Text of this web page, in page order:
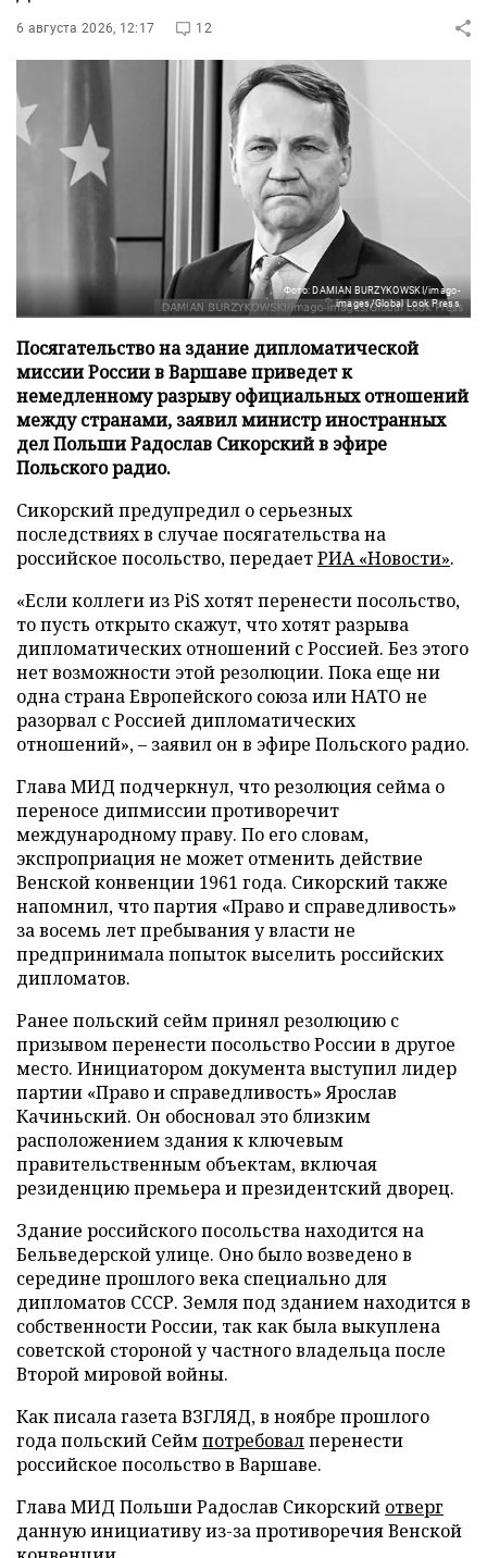
6 августа 2026, 12:17 12
Фото: DAMIAN BURZYKOWSKI/imago-
images/Global Look Press
Посягательство на здание дипломатической
миссии России в Варшаве приведет к
немедленному разрыву официальных отношений
между странами, заявил министр иностранных
дел Польши Радослав Сикорский в эфире
Польского радио.
Сикорский предупредил о серьезных
последствиях в случае посягательства на
российское посольство, передаетРИА «Новости».
«Если коллеги из PiS хотят перенести посольство,
то пусть открыто скажут, что хотят разрыва
дипломатических отношений с Россией. Без этого
нет возможности этой резолюции. Пока еще ни
одна страна Европейского союза или НАТО не
разорвал с Россией дипломатических
отношений», – заявил он в эфире Польского радио.
Глава МИД подчеркнул, что резолюция сейма о
переносе дипмиссии противоречит
международному праву. По его словам,
экспроприация не может отменить действие
Венской конвенции 1961 года. Сикорский также
напомнил, что партия «Право и справедливость»
за восемь лет пребывания у власти не
предпринимала попыток выселить российских
дипломатов.
Ранее польский сейм принял резолюцию с
призывом перенести посольство России в другое
место. Инициатором документа выступил лидер
партии «Право и справедливость» Ярослав
Качиньский. Он обосновал это близким
расположением здания к ключевым
правительственным объектам, включая
резиденцию премьера и президентский дворец.
Здание российского посольства находится на
Бельведерской улице. Оно было возведено в
середине прошлого века специально для
дипломатов СССР. Земля под зданием находится в
собственности России, так как была выкуплена
советской стороной у частного владельца после
Второй мировой войны.
Как писала газета ВЗГЛЯД, в ноябре прошлого
года польский Сеймпотребовалперенести
российское посольство в Варшаве.
Глава МИД Польши Радослав Сикорский отверг
данную инициативу из-за противоречия Венской